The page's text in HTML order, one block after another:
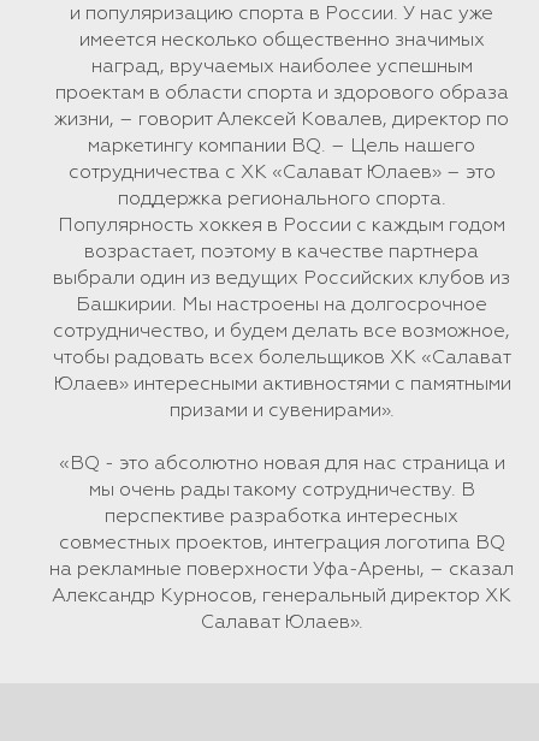
и популяризацию спорта в России. У нас уже
имеется несколько общественно значимых
наград, вручаемых наиболее успешным
проектам в области спорта и здорового образа
жизни, – говорит Алексей Ковалев, директор по
маркетингу компании BQ. – Цель нашего
сотрудничества с ХК «Салават Юлаев» – это
поддержка регионального спорта.
Популярность хоккея в России с каждым годом
возрастает, поэтому в качестве партнера
выбрали один из ведущих Российских клубов из
Башкирии. Мы настроены на долгосрочное
сотрудничество, и будем делать все возможное,
чтобы радовать всех болельщиков ХК «Салават
Юлаев» интересными активностями с памятными
призами и сувенирами».
«BQ - это абсолютно новая для нас страница и
мы очень рады такому сотрудничеству. В
перспективе разработка интересных
совместных проектов, интеграция логотипа BQ
на рекламные поверхности Уфа-Арены, – сказал
Александр Курносов, генеральный директор ХК
Салават Юлаев».